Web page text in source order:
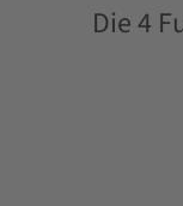
Die 4